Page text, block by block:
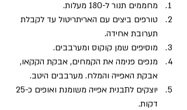
מחממים תנור ל-180 מעלות.
טורפים ביצים עם האריתריטול עד לקבלת
תערובת אחידה.
מוסיפים שמן קוקוס ומערבבים.
מנפים פנימה את הקמחים, אבקת הקקאו,
אבקת האפייה והמלח. מערבבים היטב.
דקות.